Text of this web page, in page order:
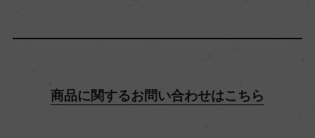
飲み頃温度商品に関するお問い合わせはこちら